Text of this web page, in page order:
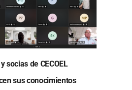
socias de CECOEL
sus conocimientos